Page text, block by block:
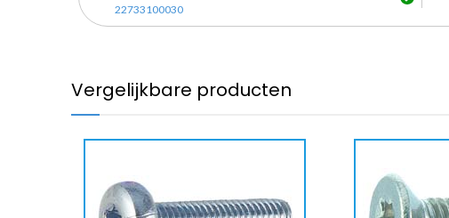
22733100030
Vergelijkbare producten